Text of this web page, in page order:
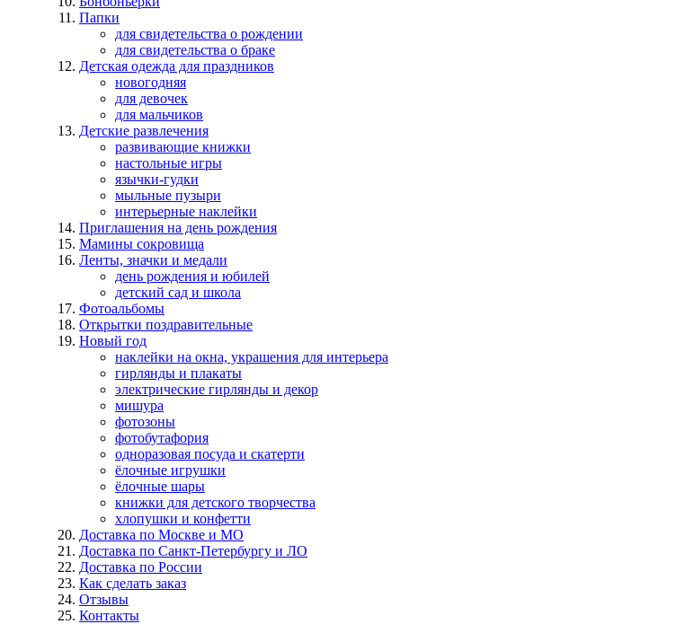
Папки
для свидетельства о рождении
для свидетельства о браке
Детская одежда для праздников
новогодняя
для девочек
для мальчиков
Детские развлечения
развивающие книжки
настольные игры
язычки-гудки
мыльные пузыри
интерьерные наклейки
Приглашения на день рождения
Мамины сокровища
Ленты, значки и медали
день рождения и юбилей
детский сад и школа
Фотоальбомы
Открытки поздравительные
Новый год
наклейки на окна, украшения для интерьера
гирлянды и плакаты
электрические гирлянды и декор
мишура
фотозоны
фотобутафория
одноразовая посуда и скатерти
ёлочные игрушки
ёлочные шары
книжки для детского творчества
хлопушки и конфетти
Доставка по Москве и МО
Доставка по Санкт-Петербургу и ЛО
Доставка по России
Как сделать заказ
Отзывы
Контакты